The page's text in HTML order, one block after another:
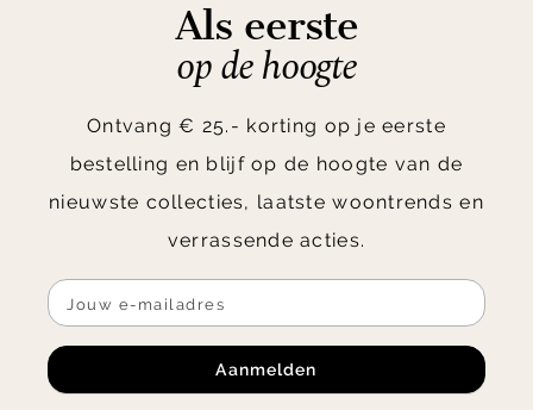
Als eerste
op de hoogte
Ontvang € 25.- korting op je eerste
bestelling en blijf op de hoogte van de
nieuwste collecties, laatste woontrends en
verrassende acties.
Aanmelden